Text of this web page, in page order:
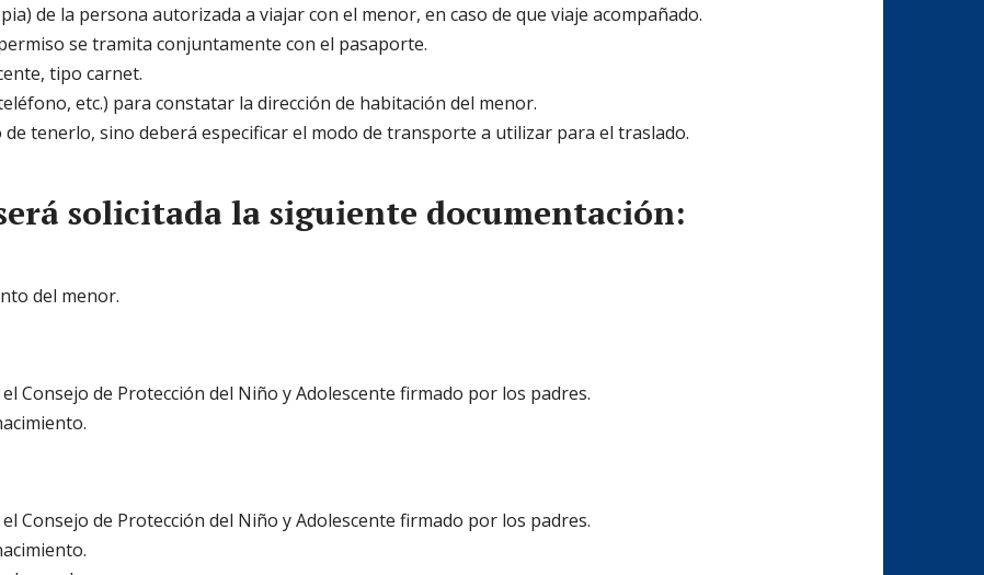
de la persona autorizada a viajar con el menor, en caso de que viaje acompañado.
se tramita conjuntamente con el pasaporte.
tipo carnet.
etc.) para constatar la dirección de habitación del menor.
de tenerlo, sino deberá especificar el modo de transporte a utilizar para el traslado.
solicitada la siguiente documentación:
del menor.
Consejo de Protección del Niño y Adolescente firmado por los padres.
Consejo de Protección del Niño y Adolescente firmado por los padres.